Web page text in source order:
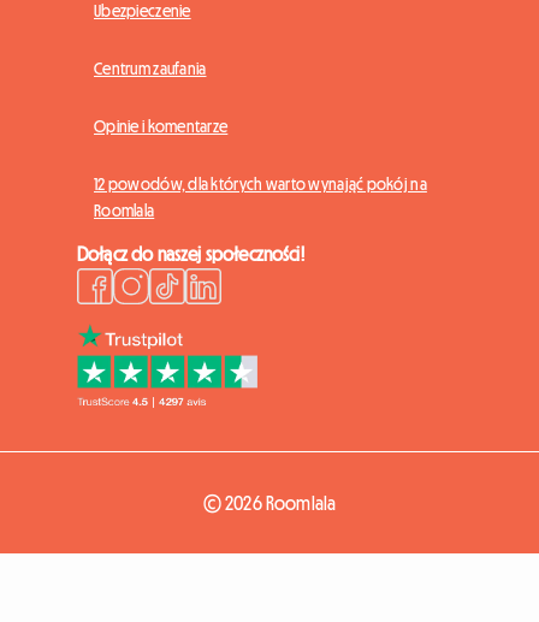
Ubezpieczenie
Centrum zaufania
Opinie i komentarze
12 powodów, dla których warto wynająć pokój na
Roomlala
Dołącz do naszej społeczności!
© 2026 Roomlala